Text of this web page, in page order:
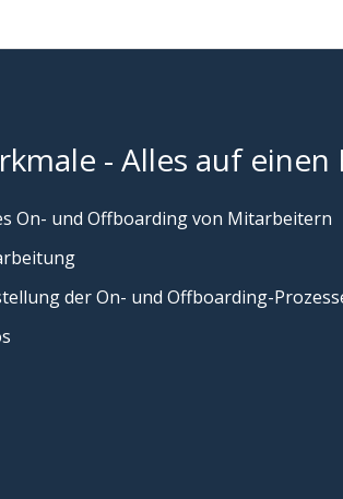
- Alles auf einen
On- und Offboarding von Mitarbeitern
der On- und Offboarding-